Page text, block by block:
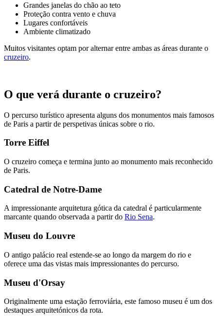
Grandes janelas do chão ao teto
Proteção contra vento e chuva
Lugares confortáveis
Ambiente climatizado
Muitos visitantes optam por alternar entre ambas as áreas durante o
cruzeiro.
O que verá durante o cruzeiro?
O percurso turístico apresenta alguns dos monumentos mais famosos
de Paris a partir de perspetivas únicas sobre o rio.
Torre Eiffel
O cruzeiro começa e termina junto ao monumento mais reconhecido
de Paris.
Catedral de Notre-Dame
A impressionante arquitetura gótica da catedral é particularmente
marcante quando observada a partir do Rio Sena.
Museu do Louvre
O antigo palácio real estende-se ao longo da margem do rio e
oferece uma das vistas mais impressionantes do percurso.
Museu d'Orsay
Originalmente uma estação ferroviária, este famoso museu é um dos
destaques arquitetónicos da rota.